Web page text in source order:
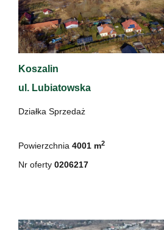
Koszalin
ul. Lubiatowska
Działka Sprzedaż
Powierzchnia 4001 m2
Nr oferty 0206217